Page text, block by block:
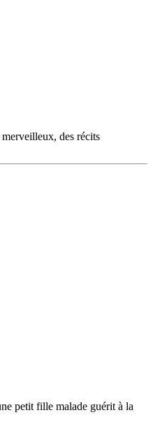
des récits
petit fille malade guérit à la